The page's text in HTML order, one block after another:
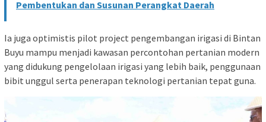
Pembentukan dan Susunan Perangkat Daerah
Ia juga optimistis pilot project pengembangan irigasi di Bintan
Buyu mampu menjadi kawasan percontohan pertanian modern
yang didukung pengelolaan irigasi yang lebih baik, penggunaan
bibit unggul serta penerapan teknologi pertanian tepat guna.